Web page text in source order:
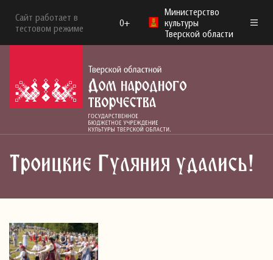
Сайт работает в
тестовом режиме
0+
Министерство
культуры
Тверской области
Троицкие Гуляния удались!